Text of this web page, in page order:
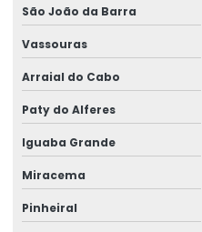
Consultoria em ler dort
Consultoria em medicina e
Consultoria em ntep
Consultoria em redução risco
Consultoria e treinamentos
São João da Barra
Vassouras
Arraial do Cabo
Paty do Alferes
Iguaba Grande
Miracema
Pinheiral